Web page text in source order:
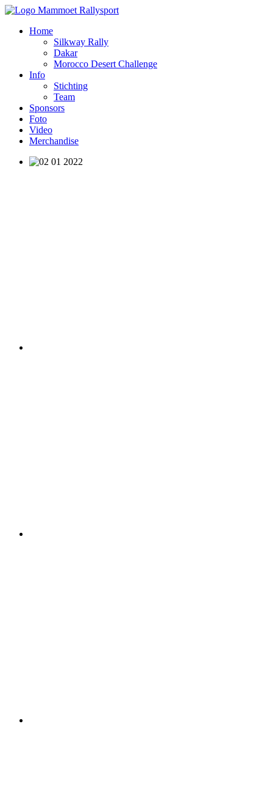
Home
Silkway Rally
Dakar
Morocco Desert Challenge
Info
Stichting
Team
Sponsors
Foto
Video
Merchandise